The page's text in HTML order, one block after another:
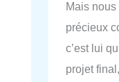
Mais
précieux
c’est lui
projet